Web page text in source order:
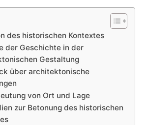
des historischen Kontextes
der Geschichte in der
Gestaltung
über architektonische
von Ort und Lage
zur Betonung des historischen